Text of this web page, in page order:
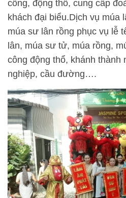
công, động thổ, cung cấp
khách đại biểu.Dịch vụ múa
múa sư lân rồng phục vụ lễ
lân, múa sư tử, múa rồng,
công động thổ, khánh thành
nghiệp, cầu đường….